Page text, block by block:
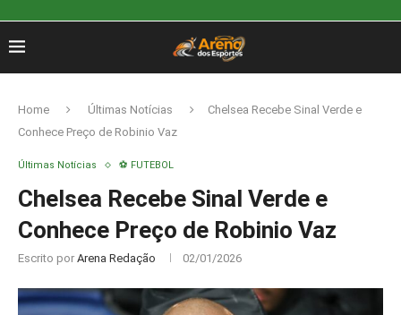
Home Últimas Notícias
Chelsea Recebe Sinal Verde e
Conhece Preço de Robinio Vaz
Últimas Notícias ⚽ FUTEBOL
Chelsea Recebe Sinal Verde e
Conhece Preço de Robinio Vaz
Escrito por Arena Redação 02/01/2026